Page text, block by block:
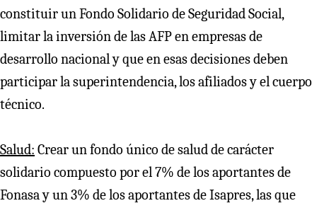
constituir un Fondo Solidario de Seguridad Social,
limitar la inversión de las AFP en empresas de
desarrollo nacional y que en esas decisiones deben
participar la superintendencia, los afiliados y el cuerpo
técnico.
Salud: Crear un fondo único de salud de carácter
solidario compuesto por el 7% de los aportantes de
Fonasa y un 3% de los aportantes de Isapres, las que